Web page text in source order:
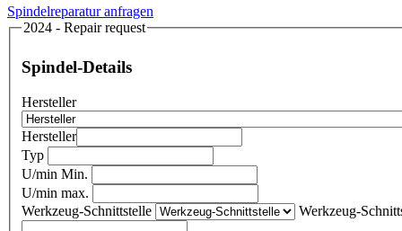
Spindelreparatur anfragen
2024 - Repair request
Spindel-Details
Hersteller
Hersteller
Typ
U/min Min.
U/min max.
Werkzeug-Schnittstelle
Werkzeug-